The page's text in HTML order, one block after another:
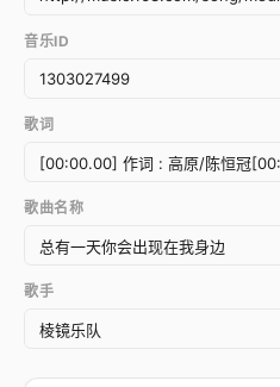
音乐ID
歌词
歌曲名称
歌手